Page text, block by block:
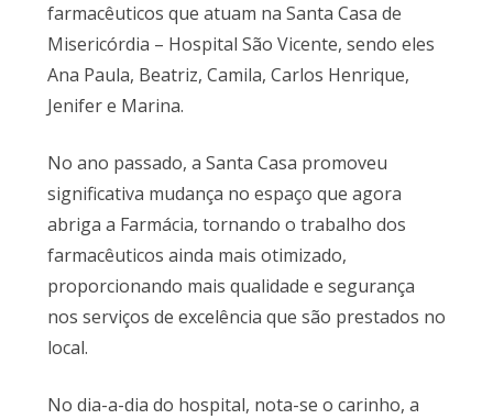
farmacêuticos que atuam na Santa Casa de
Misericórdia – Hospital São Vicente, sendo eles
Ana Paula, Beatriz, Camila, Carlos Henrique,
Jenifer e Marina.
No ano passado, a Santa Casa promoveu
significativa mudança no espaço que agora
abriga a Farmácia, tornando o trabalho dos
farmacêuticos ainda mais otimizado,
proporcionando mais qualidade e segurança
nos serviços de excelência que são prestados no
local.
No dia-a-dia do hospital, nota-se o carinho, a